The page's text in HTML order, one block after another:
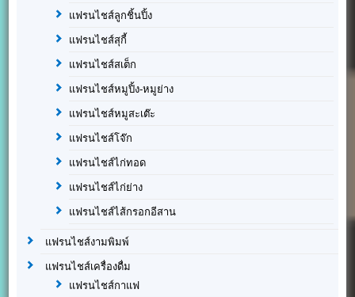
แฟรนไชส์ลูกชิ้นปิ้ง
แฟรนไชส์สุกี้
แฟรนไชส์สเต็ก
แฟรนไชส์หมูปิ้ง-หมูย่าง
แฟรนไชส์หมูสะเต๊ะ
แฟรนไชส์โจ๊ก
แฟรนไชส์ไก่ทอด
แฟรนไชส์ไก่ย่าง
แฟรนไชส์ไส้กรอกอีสาน
แฟรนไชส์งามพิมพ์
แฟรนไชส์เครื่องดื่ม
แฟรนไชส์กาแฟ